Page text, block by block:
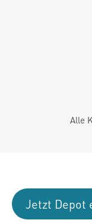
Alle
Jetzt Depot